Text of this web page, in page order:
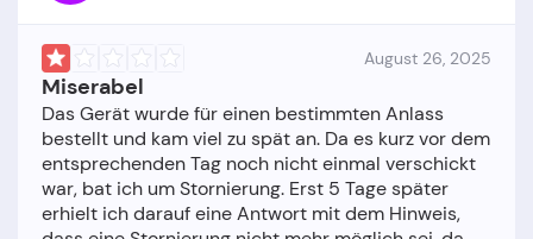
August 26, 2025
Miserabel
Das Gerät wurde für einen bestimmten Anlass
bestellt und kam viel zu spät an. Da es kurz vor dem
entsprechenden Tag noch nicht einmal verschickt
war, bat ich um Stornierung. Erst 5 Tage später
erhielt ich darauf eine Antwort mit dem Hinweis,